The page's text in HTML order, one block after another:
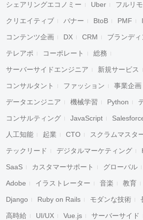
シェアリングエコノミー Uber フルリ
クリエイティブ バナー BtoB PMF
コンテンツ企画 DX CRM ブランデ
テレアポ コーポレート 総務
サーバーサイドエンジニア 新規サービス
コンサルタント ファッション 事業企画
データエンジニア 機械学習 Python
コンサルティング JavaScript
人工知能 起業 CTO スクラムマスタ
テックリード デジタルマーケティング
SaaS カスタマーサポート グローバル
Adobe イラストレーター 音楽 教育
Django Ruby on Rails モダンな技術
高時給 UI/UX Vue.js サーバーサイド